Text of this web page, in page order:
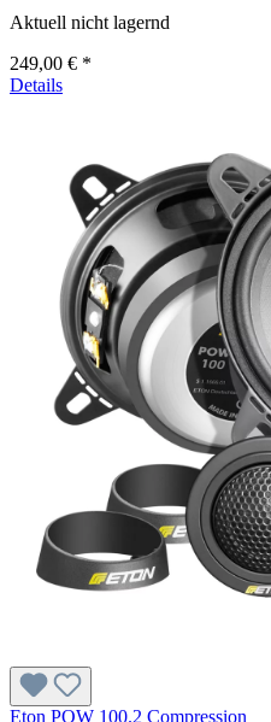
Aktuell nicht lagernd
249,00 € *
Details
Eton POW 100.2 Compression